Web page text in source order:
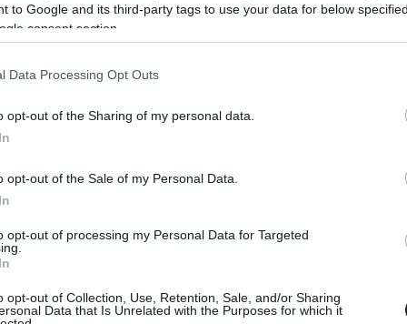
to Google and its third-party tags to use your data for below
consent section.
Data Processing Opt Outs
opt-out of the Sharing of my personal data.
opt-out of the Sale of my Personal Data.
opt-out of processing my Personal Data for Targeted
opt-out of Collection, Use, Retention, Sale, and/or Sharing
Data that Is Unrelated with the Purposes for which it
a királykategóriában a Sauberrel,
immár nyolcadik szezonját tölti, ez idő alatt
túl is a Ferrarinál marad, noha arra nem
a hosszabbítás. A bejelentést stílusosan a
hazai futama.